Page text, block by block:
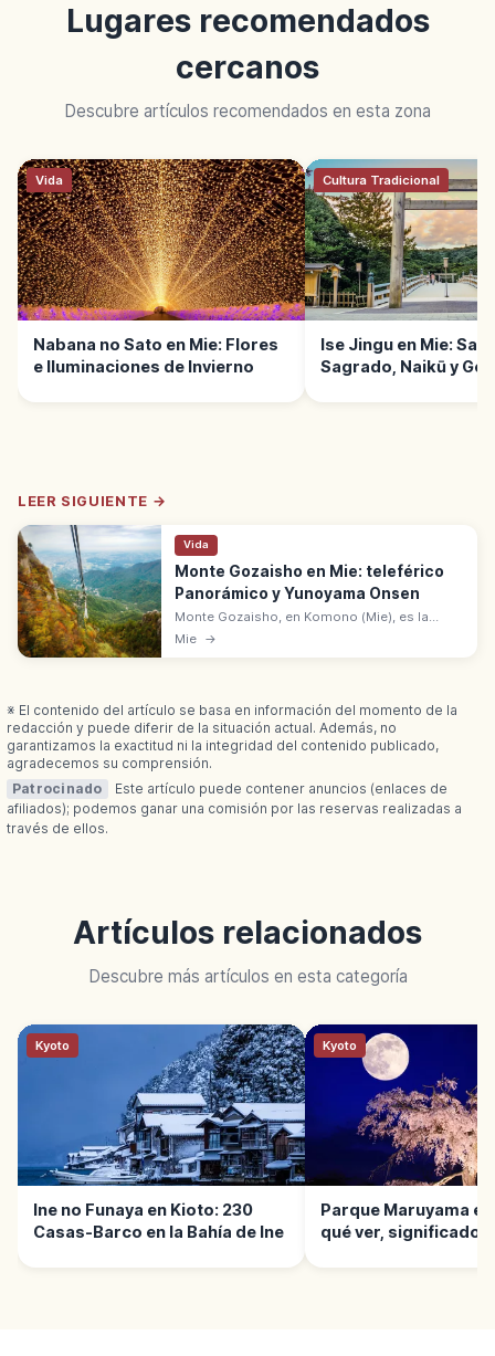
Lugares recomendados
cercanos
Descubre artículos recomendados en esta zona
Vida
Nabana no Sato en Mie: Flores
e Iluminaciones de Invierno
Cultura Tradicional
Ise Jingu en Mie:
Sagrado, Naikū y
LEER SIGUIENTE →
Vida
Monte Gozaisho en Mie: teleférico
Panorámico y Yunoyama Onsen
Monte Gozaisho, en Komono (Mie), es la
montaña de la cordillera Suzuka con
Mie →
※ El contenido del artículo se basa en información del momento de la
redacción y puede diferir de la situación actual. Además, no
garantizamos la exactitud ni la integridad del contenido publicado,
agradecemos su comprensión.
Patrocinado
Este artículo puede contener anuncios (enlaces de
afiliados); podemos ganar una comisión por las reservas realizadas a
través de ellos.
Artículos relacionados
Descubre más artículos en esta categoría
Kyoto
Ine no Funaya en Kioto: 230
Casas-Barco en la Bahía de Ine
Kyoto
Parque Maruyama
qué ver, significado